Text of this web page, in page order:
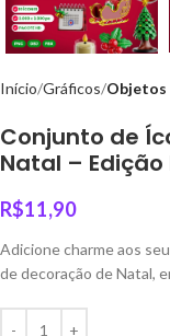
Início Gráficos Objetos
Conjunto de
Natal – Edição
R$11,90
Adicione charme aos
de decoração de Natal,